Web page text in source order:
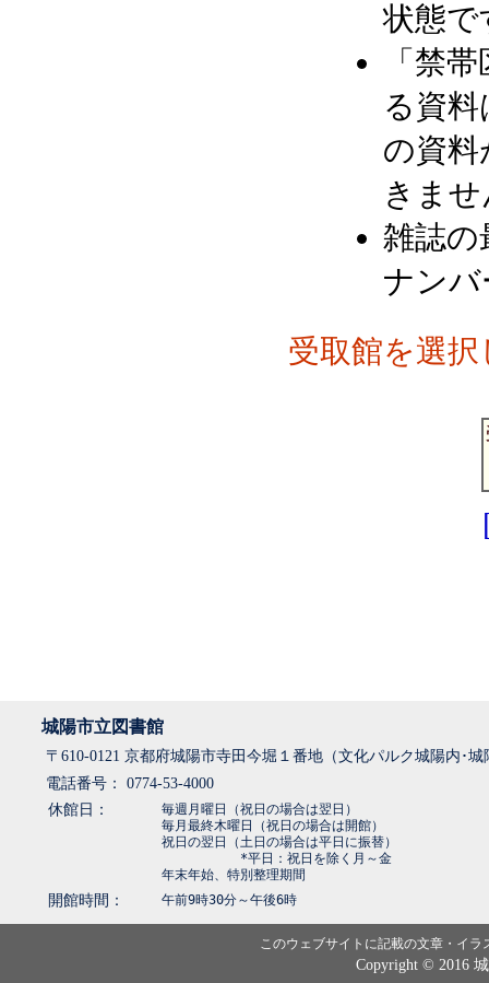
状態で
「禁
る資
の資料
きま
雑誌の
ナン
受取館を選
城陽市立図書館
〒610-0121 京都府城陽市寺田今堀１番地（文化パルク城陽内･
電話番号： 0774-53-4000
休館日：
毎週月曜日（祝日の場合は翌日）
毎月最終木曜日（祝日の場合は開館）
祝日の翌日（土日の場合は平日に振替）
*平日：祝日を除く月～金
年末年始、特別整理期間
開館時間： 午前9時30分～午後6時
このウェブサイトに記載の文章・イ
Copyright © 2016